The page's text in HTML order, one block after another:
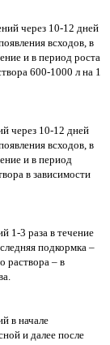
через 10-12 дней
всходов, в
и в период роста
600-1000 л на 1
через 10-12 дней
всходов, в
и в период
в зависимости
1-3 раза в течение
подкормка –
раствора – в
в начале
и далее после